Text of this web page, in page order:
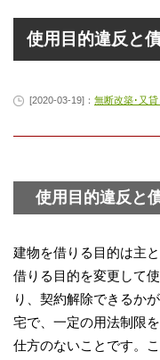
使用目的違反と
[2020-03-19]： 無断改築･又
使用目的違反と
建物を借りる目的は主
借りる目的を変更して
り、契約解除できるか
宅で、一定の用法制限
仕方のないことです。